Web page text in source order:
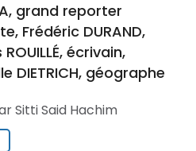
grand reporter
Frédéric DURAND,
écrivain,
DIETRICH, géographe
Sitti Said Hachim